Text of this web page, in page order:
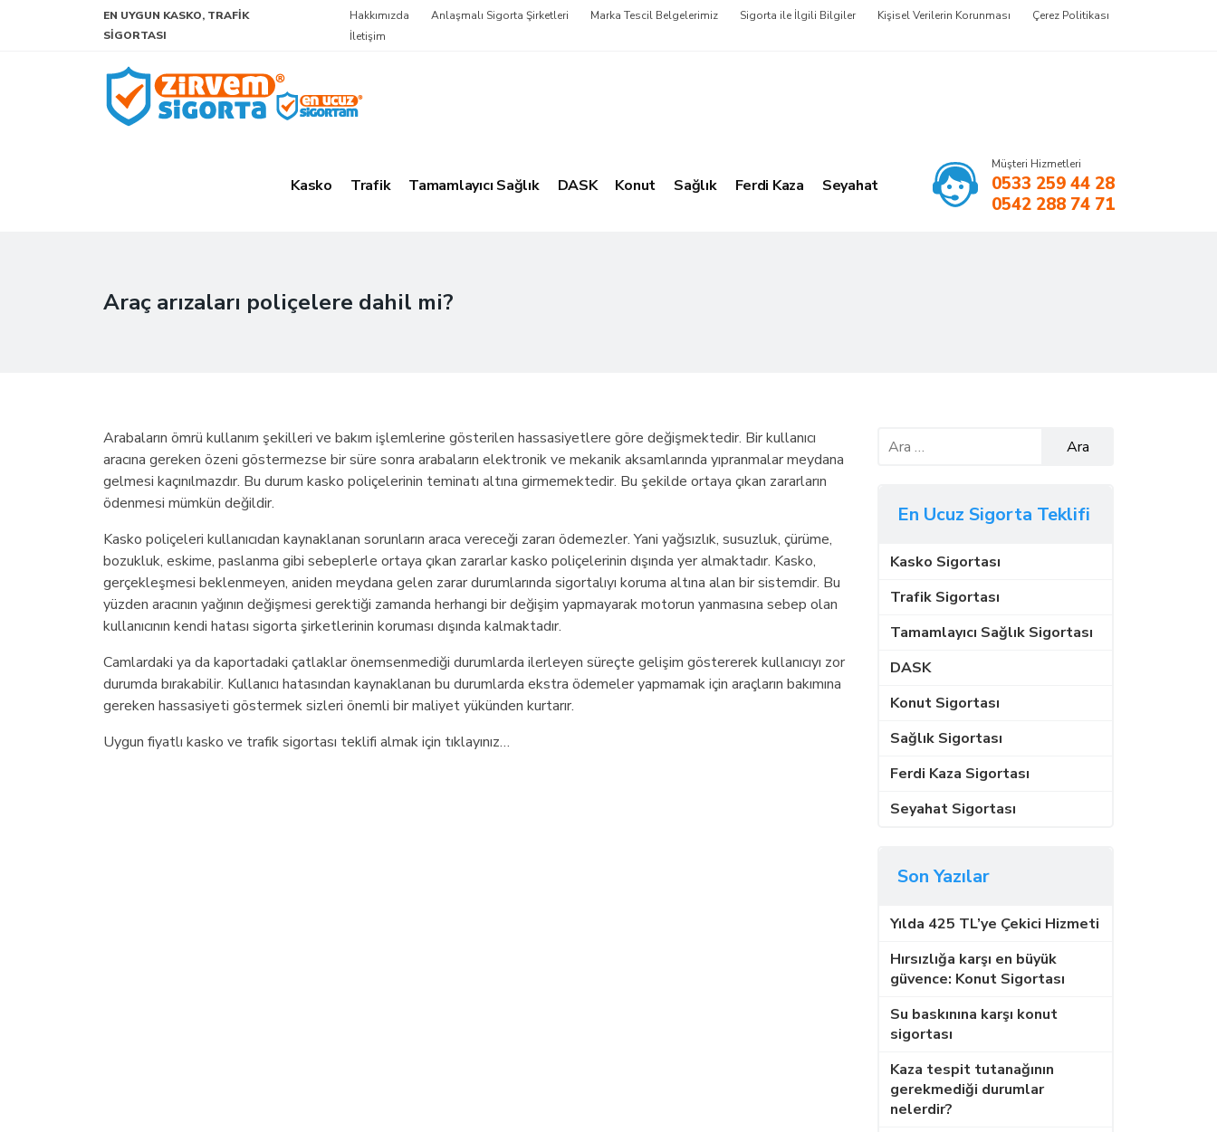
EN UYGUN KASKO, TRAFIK
SIGORTASI
Hakkımızda Anlaşmalı Sigorta Şirketleri Marka Tescil Belgelerimiz Sigorta ile İlgili Bilgiler Kişisel Verilerin Korunması
Çerez Politikası
İletişim
Kasko Trafik Tamamlayıcı Sağlık DASK Konut Sağlık Ferdi Kaza Seyahat
Müşteri Hizmetleri
0533 259 44 28
0542 288 74 71
Araç arızaları poliçelere dahil mi?
Arabaların ömrü kullanım şekilleri ve bakım işlemlerine gösterilen hassasiyetlere göre değişmektedir. Bir kullanıcı
aracına gereken özeni göstermezse bir süre sonra arabaların elektronik ve mekanik aksamlarında yıpranmalar meydana
gelmesi kaçınılmazdır. Bu durum kasko poliçelerinin teminatı altına girmemektedir. Bu şekilde ortaya çıkan zararların
ödenmesi mümkün değildir.
Kasko poliçeleri kullanıcıdan kaynaklanan sorunların araca vereceği zararı ödemezler. Yani yağsızlık, susuzluk, çürüme,
bozukluk, eskime, paslanma gibi sebeplerle ortaya çıkan zararlar kasko poliçelerinin dışında yer almaktadır. Kasko,
gerçekleşmesi beklenmeyen, aniden meydana gelen zarar durumlarında sigortalıyı koruma altına alan bir sistemdir. Bu
yüzden aracının yağının değişmesi gerektiği zamanda herhangi bir değişim yapmayarak motorun yanmasına sebep olan
kullanıcının kendi hatası sigorta şirketlerinin koruması dışında kalmaktadır.
Camlardaki ya da kaportadaki çatlaklar önemsenmediği durumlarda ilerleyen süreçte gelişim göstererek kullanıcıyı zor
durumda bırakabilir. Kullanıcı hatasından kaynaklanan bu durumlarda ekstra ödemeler yapmamak için araçların bakımına
gereken hassasiyeti göstermek sizleri önemli bir maliyet yükünden kurtarır.
Uygun fiyatlı kasko ve trafik sigortası teklifi almak için tıklayınız…
En Ucuz Sigorta Teklifi
Kasko Sigortası
Trafik Sigortası
Tamamlayıcı Sağlık Sigortası
DASK
Konut Sigortası
Sağlık Sigortası
Ferdi Kaza Sigortası
Seyahat Sigortası
Son Yazılar
Yılda 425 TL’ye Çekici Hizmeti
Hırsızlığa karşı en büyük
güvence: Konut Sigortası
Su baskınına karşı konut
sigortası
Kaza tespit tutanağının
gerekmediği durumlar
nelerdir?